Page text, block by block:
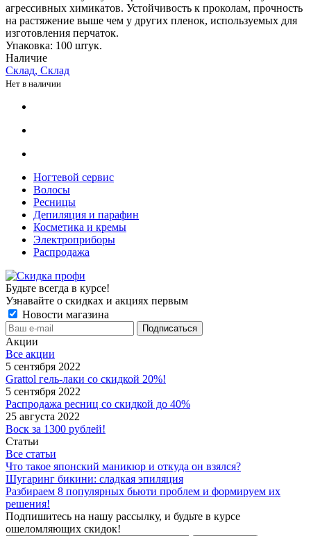
агрессивных химикатов. Устойчивость к проколам, прочность
на растяжение выше чем у других пленок, используемых для
изготовления перчаток.
Упаковка: 100 штук.
Наличие
Склад, Склад
Нет в наличии
Ногтевой сервис
Волосы
Ресницы
Депиляция и парафин
Косметика и кремы
Электроприборы
Распродажа
Будьте всегда в курсе!
Узнавайте о скидках и акциях первым
Новости магазина
Акции
Все акции
5 сентября 2022
Grattol гель-лаки со скидкой 20%!
5 сентября 2022
Распродажа ресниц со скидкой до 40%
25 августа 2022
Воск за 1300 рублей!
Статьи
Все статьи
Что такое японский маникюр и откуда он взялся?
Шугаринг бикини: сладкая эпиляция
Разбираем 8 популярных бьюти проблем и формируем их
решения!
Подпишитесь на нашу рассылку, и будьте в курсе
ошеломляющих скидок!